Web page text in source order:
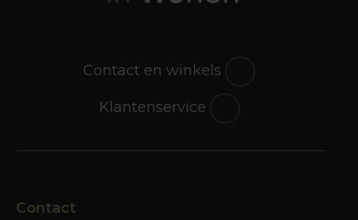
Contact en winkels
Klantenservice
Contact